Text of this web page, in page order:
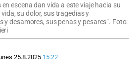
escena dan vida a este viaje hacia su
su dolor, sus tragedias y
y desamores, sus penas y pesares”. Foto:
25.8.2025 15:22